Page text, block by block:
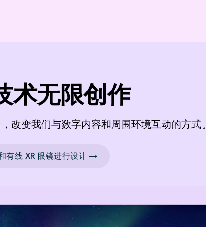
术无限创作
改变我们与数字内容和周围环境互动的方式。
有线 XR 眼镜进行设计 →